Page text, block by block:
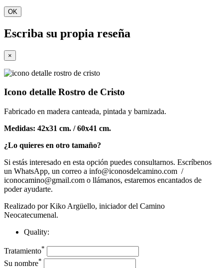
OK
Escriba su propia reseña
×
Icono detalle Rostro de Cristo
Fabricado en madera canteada, pintada y barnizada.
Medidas: 42x31 cm. / 60x41 cm.
¿Lo quieres en otro tamaño?
Si estás interesado en esta opción puedes consultarnos. Escríbenos
un WhatsApp, un correo a info@iconosdelcamino.com /
iconocamino@gmail.com o llámanos, estaremos encantados de
poder ayudarte.
Realizado por Kiko Argüello, iniciador del Camino
Neocatecumenal.
Quality:
Tratamiento*
Su nombre*